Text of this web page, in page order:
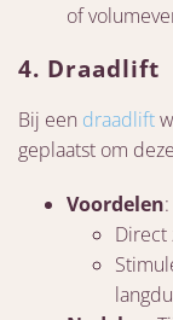
of
4. Draadlift
Bij een draadlift
geplaatst om
Voordelen:
Direct